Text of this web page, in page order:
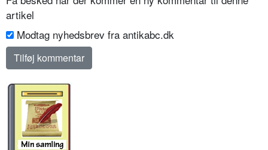
artikel
Modtag nyhedsbrev fra antikabc.dk